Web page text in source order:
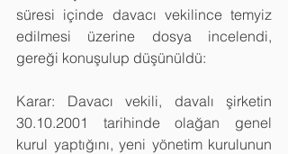
süresi içinde davacı vekilince temyiz
edilmesi üzerine dosya incelendi,
gereği konuşulup düşünüldü:
Karar: Davacı vekili, davalı şirketin
30.10.2001 tarihinde olağan genel
kurul yaptığını, yeni yönetim kurulunun